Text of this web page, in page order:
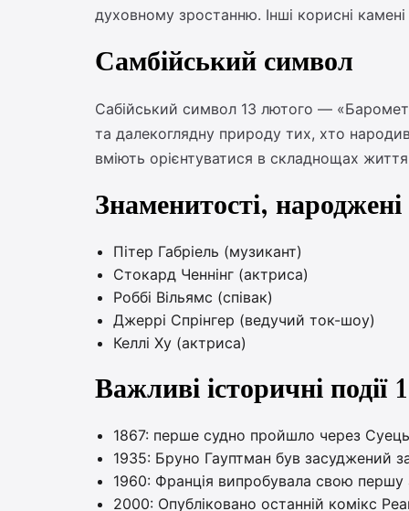
духовному зростанню. Інші корисні
Самбійський символ
Сабійський символ 13 лютого —
та далекоглядну природу тих, хто
вміють орієнтуватися в складнощах
Знаменитості,
Пітер Габріель (музикант)
Стокард Ченнінг (актриса)
Роббі Вільямс (співак)
Джеррі Спрінгер (ведучий ток-шоу)
Келлі Ху (актриса)
Важливі історичні події
1867: перше судно пройшло через
1935: Бруно Гауптман був засуджений
1960: Франція випробувала свою
2000: Опубліковано останній комікс